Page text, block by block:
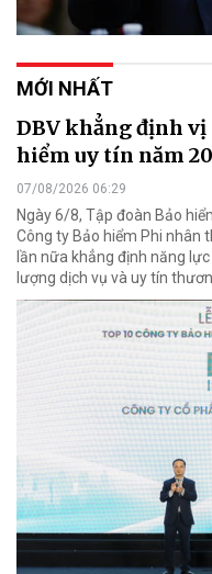
MỚI NHẤT
DBV khẳng định vị
hiểm uy tín năm
07/08/2026 06:29
Ngày 6/8, Tập đoàn Bảo
Công ty Bảo hiểm Phi nhân
lần nữa khẳng định năng
lượng dịch vụ và uy tín